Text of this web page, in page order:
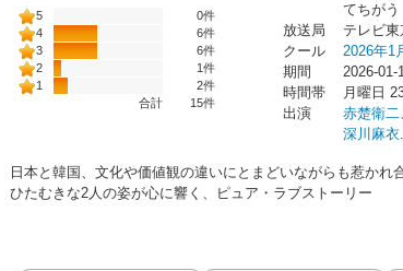
5
0件
4
6件
3
6件
2
1件
1
2件
合計
15件
てちがう
放送局
テレビ東
クール
2026年1
期間
2026-01-
時間帯
月曜日
出演
赤楚衛二
深川麻衣
日本と韓国、文化や価値観の違いにとまどいながらも惹かれ
ひたむきな2人の姿が心に響く、ピュア・ラブストーリー